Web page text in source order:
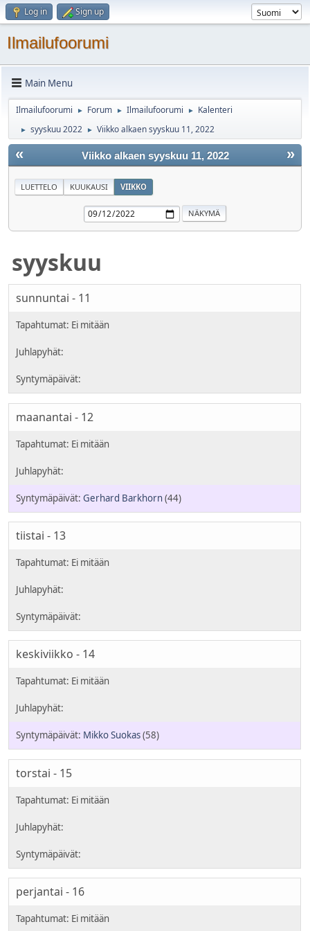
Log in Sign up
Ilmailufoorumi
Main Menu
Ilmailufoorumi ► Forum ► Ilmailufoorumi ► Kalenteri
► syyskuu 2022 ► Viikko alkaen syyskuu 11, 2022
« »
Viikko alkaen syyskuu 11, 2022
LUETTELO KUUKAUSI VIIKKO
syyskuu
sunnuntai - 11
maanantai - 12
Gerhard Barkhorn(44)
tiistai - 13
keskiviikko - 14
Mikko Suokas(58)
torstai - 15
perjantai - 16